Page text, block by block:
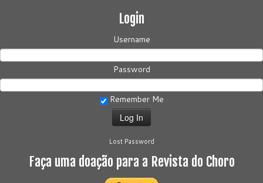
Login
Username
Password
Remember Me
Lost Password
Faça uma doação para a Revista do Choro